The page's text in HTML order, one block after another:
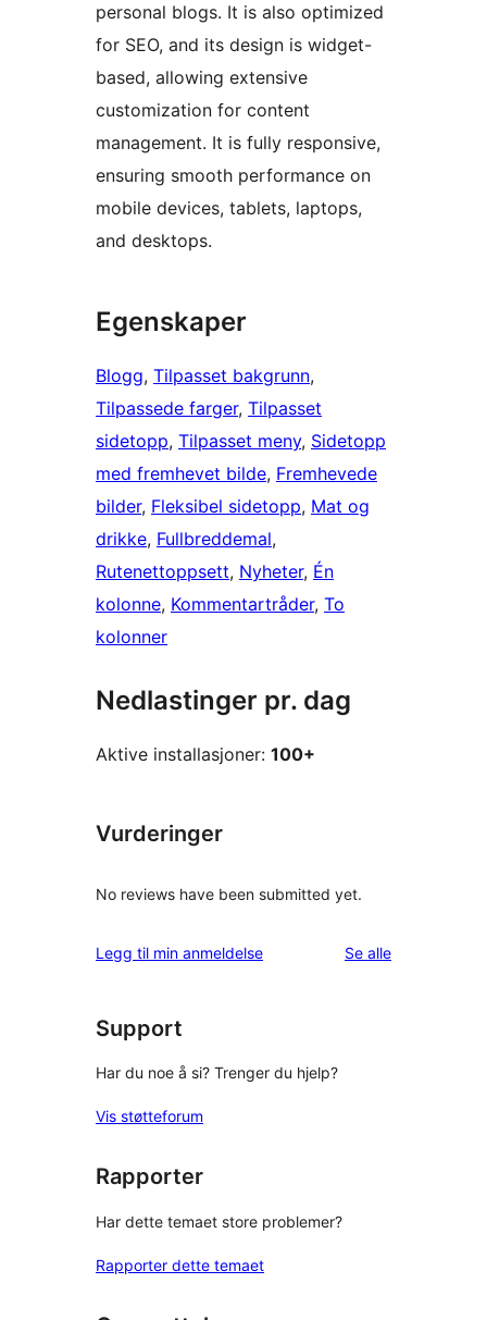
personal blogs. It is also optimized
for SEO, and its design is widget-
based, allowing extensive
customization for content
management. It is fully responsive,
ensuring smooth performance on
mobile devices, tablets, laptops,
and desktops.
Egenskaper
Blogg, Tilpasset bakgrunn
Tilpassede farger, Tilpasset
sidetopp, Tilpasset meny, Sidetopp
med fremhevet bilde, Fremhevede
bilder, Fleksibel sidetopp, Mat og
drikke, Fullbreddemal
Rutenettoppsett, Nyheter, Én
kolonne, Kommentartråder, To
kolonner
Nedlastinger pr. dag
Aktive installasjoner: 100+
Vurderinger
No reviews have been submitted yet.
Legg til min anmeldelse Se alleomtalene
Support
Har du noe å si? Trenger du hjelp?
Vis støtteforum
Rapporter
Har dette temaet store problemer?
Rapporter dette temaet